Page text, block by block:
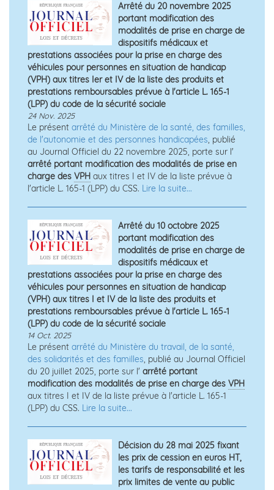
Arrêté du 20 novembre 2025
portant modification des
modalités de prise en charge de
dispositifs médicaux et
prestations associées pour la prise en charge des
véhicules pour personnes en situation de handicap
(VPH) aux titres Ier et IV de la liste des produits et
prestations remboursables prévue à l'article L. 165-1
(LPP) du code de la sécurité sociale
24 Nov. 2025
Le présent arrêté du Ministère de la santé, des familles,
de l'autonomie et des personnes handicapées, publié
au Journal Officiel du 22 novembre 2025, porte sur l'
arrêté portant modification des modalités de prise en
charge des VPH aux titres I et IV de la liste prévue à
l'article L. 165-1 (LPP) du CSS. Lire la suite...
Arrêté du 10 octobre 2025
portant modification des
modalités de prise en charge de
dispositifs médicaux et
prestations associées pour la prise en charge des
véhicules pour personnes en situation de handicap
(VPH) aux titres I et IV de la liste des produits et
prestations remboursables prévue à l'article L. 165-1
(LPP) du code de la sécurité sociale
14 Oct. 2025
Le présent arrêté du Ministère du travail, de la santé,
des solidarités et des familles, publié au Journal Officiel
du 20 juillet 2025, porte sur l' arrêté portant
modification des modalités de prise en charge des VPH
aux titres I et IV de la liste prévue à l'article L. 165-1
(LPP) du CSS. Lire la suite...
Décision du 28 mai 2025 fixant
les prix de cession en euros HT,
les tarifs de responsabilité et les
prix limites de vente au public